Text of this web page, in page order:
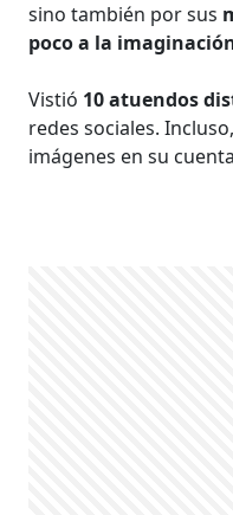
sino también por sus
poco a la
Vistió 10 atuendos
redes sociales.
imágenes en su